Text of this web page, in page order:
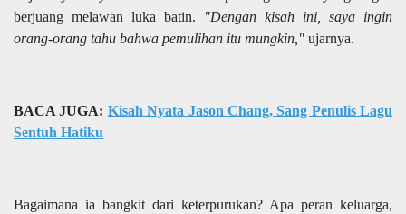
berjuang melawan luka batin.
"Dengan kisah ini, saya ingin
orang-orang tahu bahwa pemulihan itu mungkin," ujarnya.
BACA JUGA: Kisah Nyata Jason Chang, Sang Penulis Lagu
Sentuh Hatiku
Bagaimana ia bangkit dari keterpurukan? Apa peran keluarga,